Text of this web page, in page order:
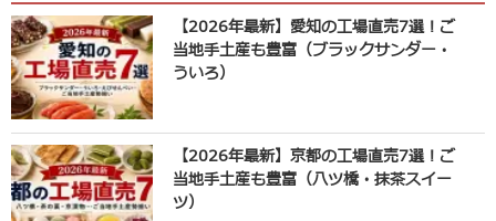
【2026年最新】愛知の工場直売7選！ご
当地手土産も豊富（ブラックサンダー・
ういろ）
【2026年最新】京都の工場直売7選！ご
当地手土産も豊富（八ツ橋・抹茶スイー
ツ）